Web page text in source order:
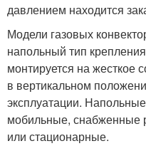
давлением находится
Модели газовых
напольный тип
монтируется на жесткое
в вертикальном
эксплуатации.
мобильные, снабженные
или стационарные.